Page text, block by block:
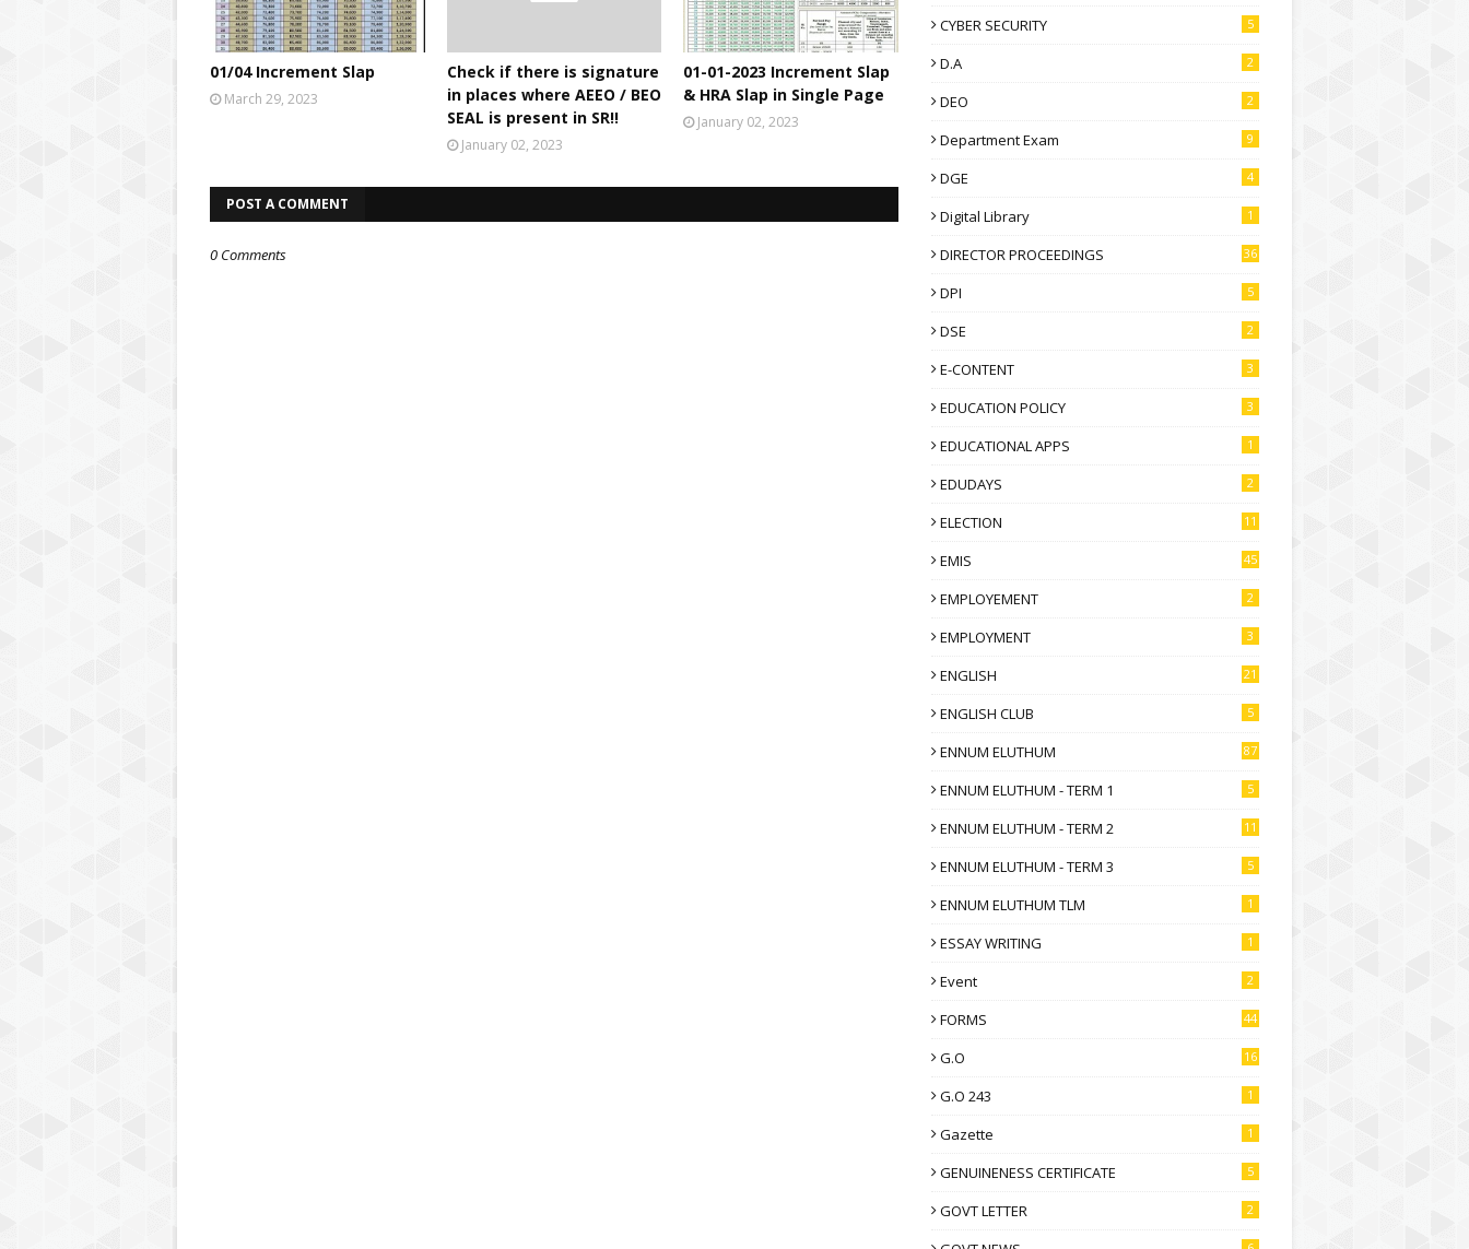
01/04 Increment Slap
March 29, 2023
Check if there is signature
in places where AEEO / BEO
SEAL is present in SR!!
January 02, 2023
01-01-2023 Increment Slap
& HRA Slap in Single Page
January 02, 2023
POST A COMMENT
0 Comments
CYBER SECURITY 5
D.A 2
DEO 2
Department Exam 9
DGE 4
Digital Library 1
DIRECTOR PROCEEDINGS 36
DPI 5
DSE 2
E-CONTENT 3
EDUCATION POLICY 3
EDUCATIONAL APPS 1
EDUDAYS 2
ELECTION 11
EMIS 45
EMPLOYEMENT 2
EMPLOYMENT 3
ENGLISH 21
ENGLISH CLUB 5
ENNUM ELUTHUM 87
ENNUM ELUTHUM - TERM 1 5
ENNUM ELUTHUM - TERM 2 11
ENNUM ELUTHUM - TERM 3 5
ENNUM ELUTHUM TLM 1
ESSAY WRITING 1
Event 2
FORMS 44
G.O 16
G.O 243 1
Gazette 1
GENUINENESS CERTIFICATE 5
GOVT LETTER 2